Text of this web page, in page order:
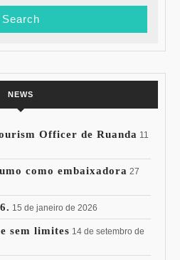
NEWS
Officer de Ruanda 11
como embaixadora 27
15 de janeiro de 2026
sem limites 14 de setembro de